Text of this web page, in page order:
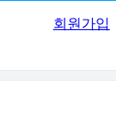
회원가입